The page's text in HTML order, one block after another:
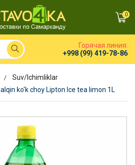
0
Горячая линия:
+998 (99) 419-78-86
Suv/Ichimliklar
ko'k choy Lipton Ice tea limon 1L